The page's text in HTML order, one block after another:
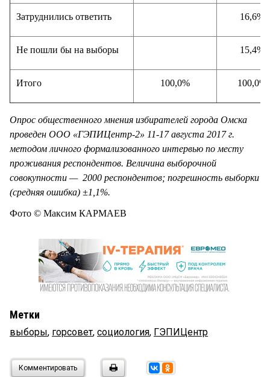
Затруднились ответить 16,6%
Не пошли бы на выборы 15,4%
Итого 100,0% 100,0%
Опрос общественного мнения избирателей города Омска
проведен ООО «ГЭПИЦентр-2» 11-17 августа 2017 г.
методом личного формализованного интервью по месту
проживания респондентов. Величина выборочной
совокупности — 2000 респондентов; погрешность выборки
(средняя ошибка) ±1,1%.
Фото © Максим КАРМАЕВ
Метки
выборы, горсовет, социология, ГЭПИЦентр
Комментировать